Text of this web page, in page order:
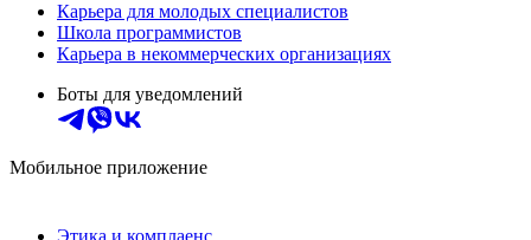
Карьера для молодых специалистов
Школа программистов
Карьера в некоммерческих организациях
Боты для уведомлений
Мобильное приложение